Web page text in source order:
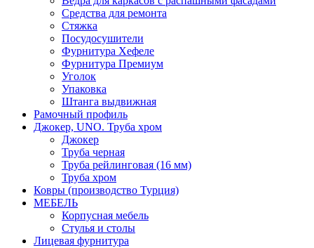
Средства для ремонта
Стяжка
Посудосушители
Фурнитура Хефеле
Фурнитура Премиум
Уголок
Упаковка
Штанга выдвижная
Рамочный профиль
Джокер, UNO. Труба хром
Джокер
Труба черная
Труба рейлинговая (16 мм)
Труба хром
Ковры (производство Турция)
МЕБЕЛЬ
Корпусная мебель
Стулья и столы
Лицевая фурнитура